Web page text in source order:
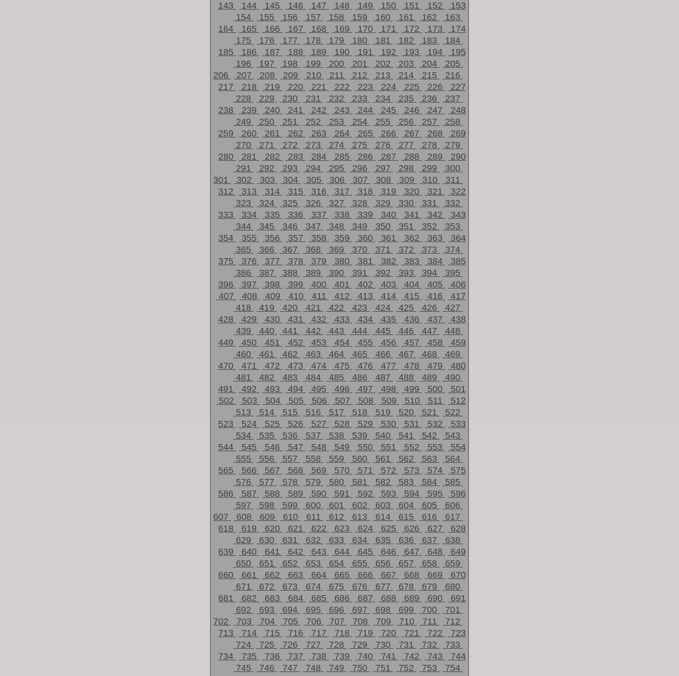
143
144 145 146 147 148 149 150 151 152
153
154
155 156 157 158 159 160 161 162
163
164
165 166 167 168 169 170 171 172 173
174
175
176 177 178 179 180 181 182 183
184
185
186 187 188 189 190 191 192 193 194
195
196
197 198 199 200 201 202 203 204
205
206
207 208 209 210 211 212 213 214 215
216
217
218 219 220 221 222 223 224 225 226
227
228
229 230 231 232 233 234 235 236
237
238
239 240 241 242 243 244 245 246 247
248
249
250 251 252 253 254 255 256 257
258
259
260 261 262 263 264 265 266 267 268
269
270
271 272 273 274 275 276 277 278
279
280
281 282 283 284 285 286 287 288 289
290
291
292 293 294 295 296 297 298 299
300
301
302 303 304 305 306 307 308 309 310
311
312
313 314 315 316 317 318 319 320 321
322
323
324 325 326 327 328 329 330 331
332
333
334 335 336 337 338 339 340 341 342
343
344
345 346 347 348 349 350 351 352
353
354
355 356 357 358 359 360 361 362 363
364
365
366 367 368 369 370 371 372 373
374
375
376 377 378 379 380 381 382 383 384
385
386
387 388 389 390 391 392 393 394
395
396
397 398 399 400 401 402 403 404 405
406
407
408 409 410 411 412 413 414 415 416
417
418
419 420 421 422 423 424 425 426
427
428
429 430 431 432 433 434 435 436 437
438
439
440 441 442 443 444 445 446 447
448
449
450 451 452 453 454 455 456 457 458
459
460
461 462 463 464 465 466 467 468
469
470
471 472 473 474 475 476 477 478 479
480
481
482 483 484 485 486 487 488 489
490
491
492 493 494 495 496 497 498 499 500
501
502
503 504 505 506 507 508 509 510 511
512
513
514 515 516 517 518 519 520 521
522
523
524 525 526 527 528 529 530 531 532
533
534
535 536 537 538 539 540 541 542
543
544
545 546 547 548 549 550 551 552 553
554
555
556 557 558 559 560 561 562 563
564
565
566 567 568 569 570 571 572 573 574
575
576
577 578 579 580 581 582 583 584
585
586
587 588 589 590 591 592 593 594 595
596
597
598 599 600 601 602 603 604 605
606
607
608 609 610 611 612 613 614 615 616
617
618
619 620 621 622 623 624 625 626 627
628
629
630 631 632 633 634 635 636 637
638
639
640 641 642 643 644 645 646 647 648
649
650
651 652 653 654 655 656 657 658
659
660
661 662 663 664 665 666 667 668 669
670
671
672 673 674 675 676 677 678 679
680
681
682 683 684 685 686 687 688 689 690
691
692
693 694 695 696 697 698 699 700
701
702
703 704 705 706 707 708 709 710 711
712
713
714 715 716 717 718 719 720 721 722
723
724
725 726 727 728 729 730 731 732
733
734
735 736 737 738 739 740 741 742 743
744
745
746 747 748 749 750 751 752 753
754